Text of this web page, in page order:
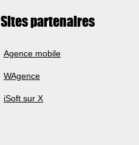
Sites partenaires
Agence mobile
WAgence
iSoft sur X